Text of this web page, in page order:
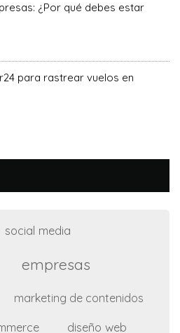
¿Por qué debes estar
para rastrear vuelos en
social media
empresas
marketing de contenidos
diseño web